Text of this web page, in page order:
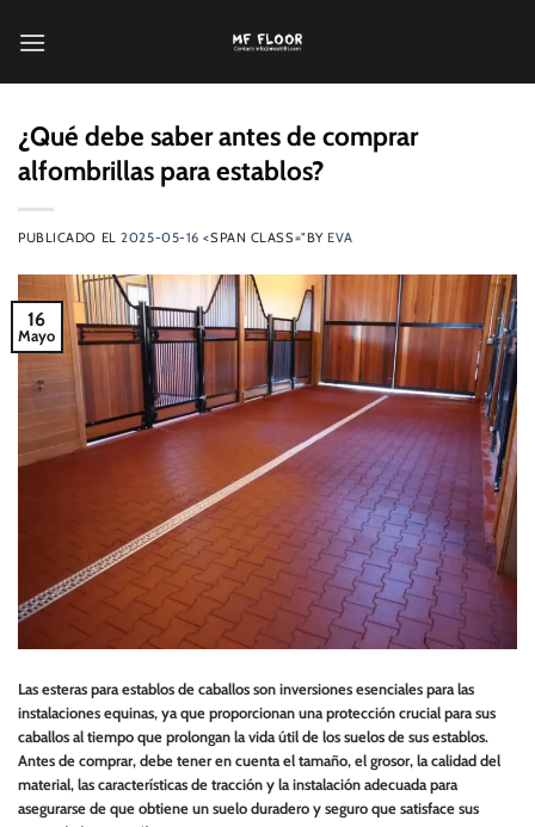
¿Qué debe saber antes de comprar
alfombrillas para establos?
PUBLICADO EL2025-05-16 <SPAN CLASS="BY EVA
16
Mayo
Las esteras para establos de caballos son inversiones esenciales para las
instalaciones equinas, ya que proporcionan una protección crucial para sus
caballos al tiempo que prolongan la vida útil de los suelos de sus establos.
Antes de comprar, debe tener en cuenta el tamaño, el grosor, la calidad del
material, las características de tracción y la instalación adecuada para
asegurarse de que obtiene un suelo duradero y seguro que satisface sus